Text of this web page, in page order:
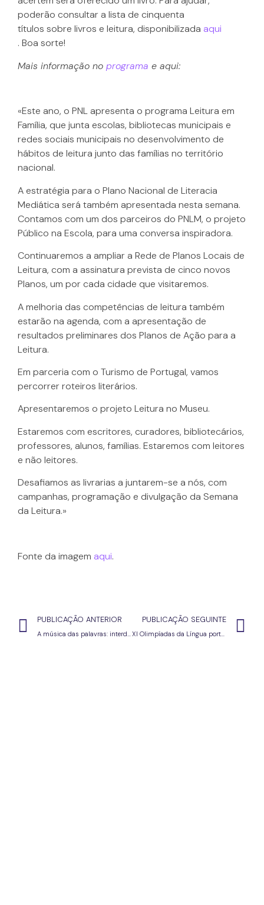
poderão consultar a lista de cinquenta
títulos sobre livros e leitura, disponibilizada aqui
. Boa sorte!
Mais informação no programa e aqui:
«Este ano, o PNL apresenta o programa Leitura em
Família, que junta escolas, bibliotecas municipais e
redes sociais municipais no desenvolvimento de
hábitos de leitura junto das famílias no território
nacional.
A estratégia para o Plano Nacional de Literacia
Mediática será também apresentada nesta semana.
Contamos com um dos parceiros do PNLM, o projeto
Público na Escola, para uma conversa inspiradora.
Continuaremos a ampliar a Rede de Planos Locais de
Leitura, com a assinatura prevista de cinco novos
Planos, um por cada cidade que visitaremos.
A melhoria das competências de leitura também
estarão na agenda, com a apresentação de
resultados preliminares dos Planos de Ação para a
Leitura.
Em parceria com o Turismo de Portugal, vamos
percorrer roteiros literários.
Apresentaremos o projeto Leitura no Museu.
Estaremos com escritores, curadores, bibliotecários,
professores, alunos, famílias. Estaremos com leitores
e não leitores.
Desafiamos as livrarias a juntarem-se a nós, com
campanhas, programação e divulgação da Semana
da Leitura.»
Fonte da imagem aqui.
PUBLICAÇÃO ANTERIOR PUBLICAÇÃO SEGUINTE
XI Olimpíadas da Língua portuguesa – 2.ª fase